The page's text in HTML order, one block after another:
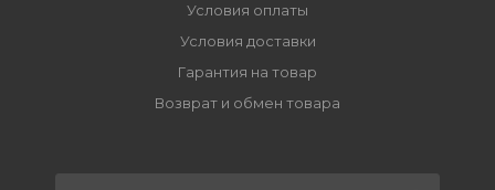
Условия оплаты
Условия доставки
Гарантия на товар
Возврат и обмен товара